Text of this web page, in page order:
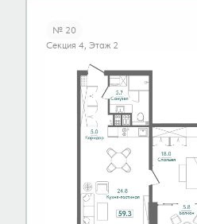
№ 20
Секция 4, Этаж 2